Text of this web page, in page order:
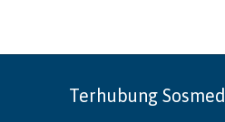
Terhubung Sosmed